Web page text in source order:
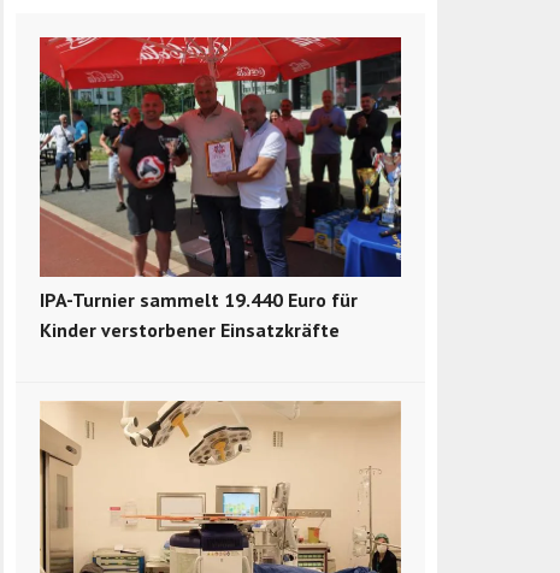
IPA-Turnier sammelt 19.440 Euro für
Kinder verstorbener Einsatzkräfte